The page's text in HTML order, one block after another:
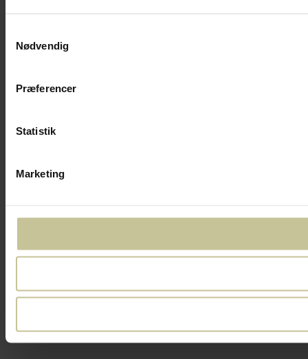
Nødvendig
Præferencer
Statistik
Marketing